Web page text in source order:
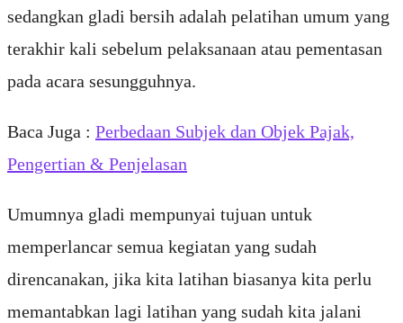
sedangkan gladi bersih adalah pelatihan umum yang
terakhir kali sebelum pelaksanaan atau pementasan
pada acara sesungguhnya.
Baca Juga : Perbedaan Subjek dan Objek Pajak,
Pengertian & Penjelasan
Umumnya gladi mempunyai tujuan untuk
memperlancar semua kegiatan yang sudah
direncanakan, jika kita latihan biasanya kita perlu
memantabkan lagi latihan yang sudah kita jalani